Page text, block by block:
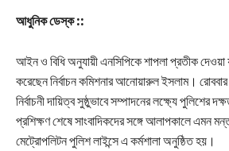
আধুনিক ডেস্ক ::
আইন ও বিধি অনুযায়ী এনসিপিকে শাপলা প্রতীক দেওয়া
করেছেন নির্বাচন কমিশনার আনোয়ারুল ইসলাম।
নির্বাচনী দায়িত্ব সুষ্ঠুভাবে সম্পাদনের লক্ষ্যে পুলিশের
প্রশিক্ষণ শেষে সাংবাদিকদের সঙ্গে আলাপকালে এমন
মেট্রোপলিটন পুলিশ লাইন্সে এ কর্মশালা অনুষ্ঠিত হয়।